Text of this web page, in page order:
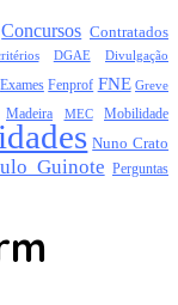
Concursos Contratados
DGAE Divulgação
Exames Fenprof FNE Greve
Madeira MEC Mobilidade
Nuno Crato
Guinote Perguntas